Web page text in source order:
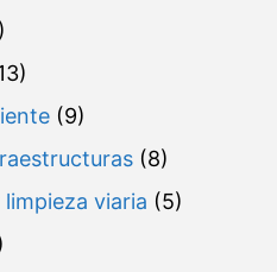
(9)
(8)
viaria (5)